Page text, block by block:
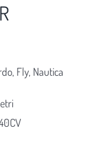
Fly, Nautica